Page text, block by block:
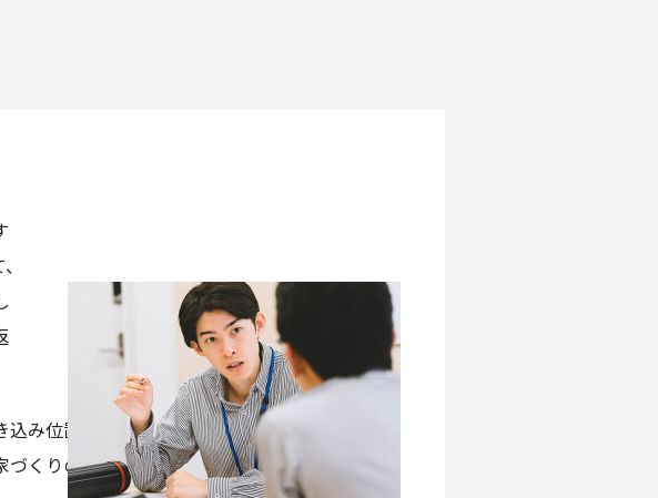
み位置や、敷地に接している道路の状況や周辺
くりのたたき台と概算見積もりを作成します。